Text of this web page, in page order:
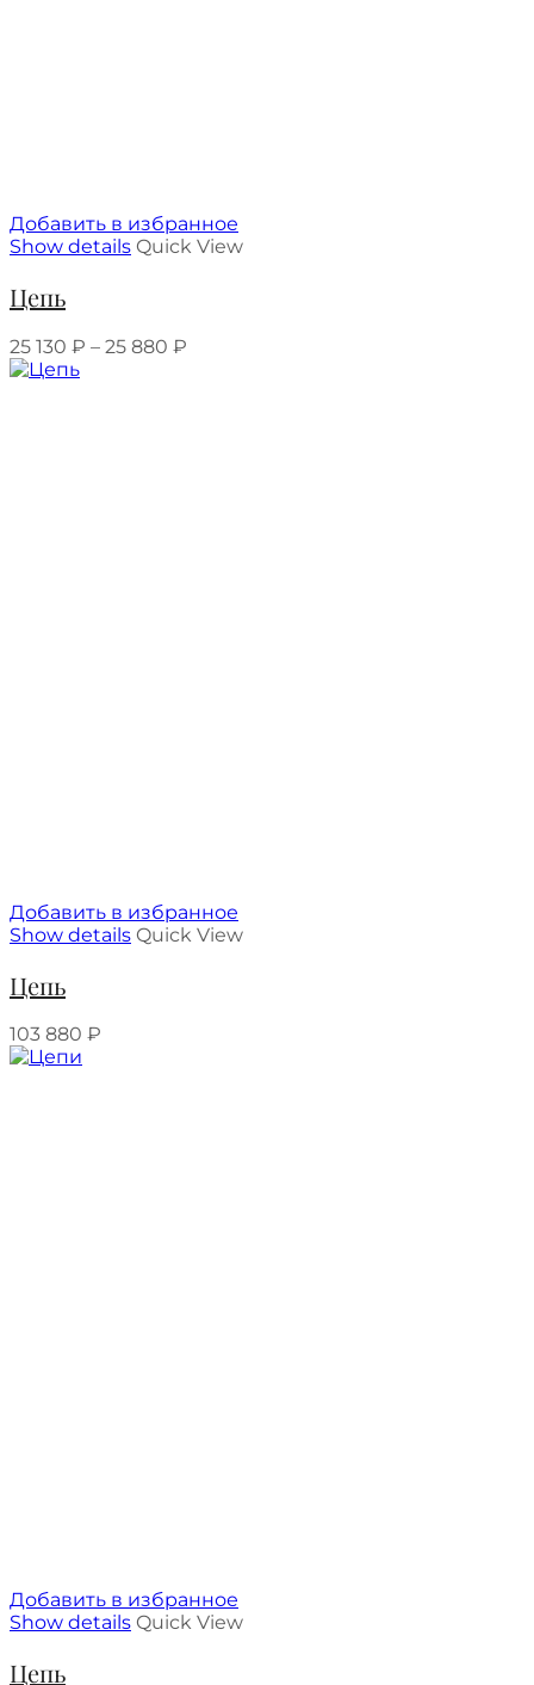
Добавить в избранное
Show details Quick View
Цепь
25 130 ₽ – 25 880 ₽
Добавить в избранное
Show details Quick View
Цепь
103 880 ₽
Добавить в избранное
Show details Quick View
Цепь